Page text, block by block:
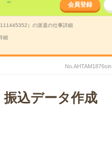
会員登録
）の派遣の仕事詳細
細
No.AHTAM1876sin
振込データ作成